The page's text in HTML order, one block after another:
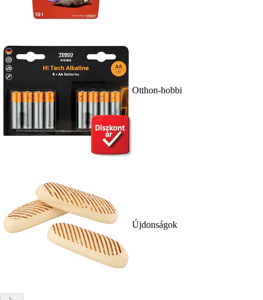
Otthon-hobbi
Újdonságok